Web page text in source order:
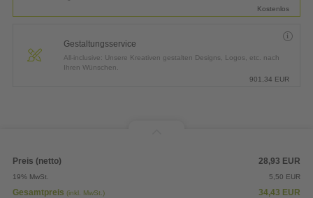
Kostenlos
Gestaltungsservice
All-inclusive: Unsere Kreativen gestalten Designs, Logos, etc. nach
Ihren Wünschen.
901,34 EUR
Preis (netto) 28,93 EUR
19% MwSt. 5,50 EUR
Gesamtpreis (inkl. MwSt.) 34,43 EUR